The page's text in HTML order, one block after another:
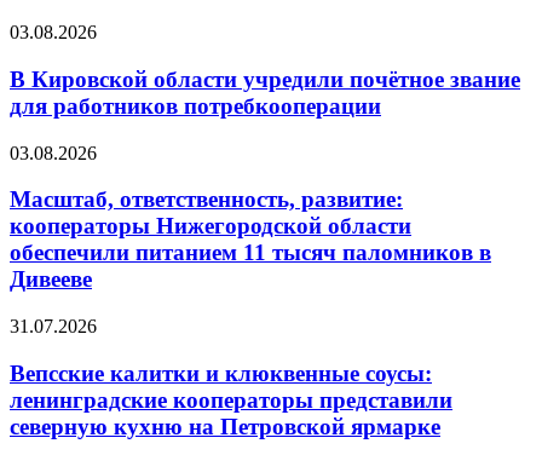
03.08.2026
В Кировской области учредили почётное звание
для работников потребкооперации
03.08.2026
Масштаб, ответственность, развитие:
кооператоры Нижегородской области
обеспечили питанием 11 тысяч паломников в
Дивееве
31.07.2026
Вепсские калитки и клюквенные соусы:
ленинградские кооператоры представили
северную кухню на Петровской ярмарке